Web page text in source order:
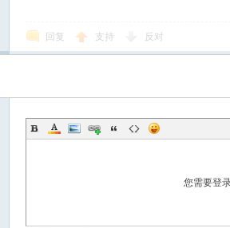
回复 支持 反对
您需要登